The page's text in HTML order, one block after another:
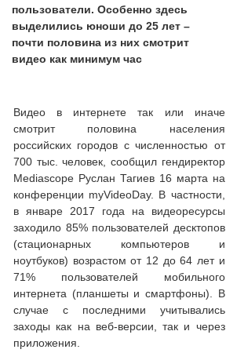
пользователи. Особенно здесь
выделились юноши до 25 лет –
почти половина из них смотрит
видео как минимум час
Видео в интернете так или иначе
смотрит половина населения
российских городов с численностью от
700 тыс. человек, сообщил гендиректор
Mediascope Руслан Тагиев 16 марта на
конференции myVideoDay. В частности,
в январе 2017 года на видеоресурсы
заходило 85% пользователей десктопов
(стационарных компьютеров и
ноутбуков) возрастом от 12 до 64 лет и
71% пользователей мобильного
интернета (планшеты и смартфоны). В
случае с последними учитывались
заходы как на веб-версии, так и через
приложения.